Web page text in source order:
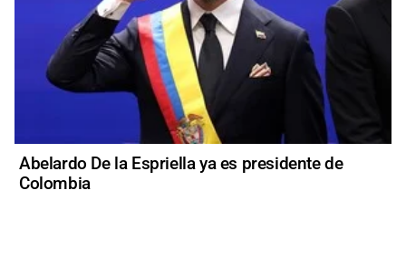
Abelardo De la Espriella ya es presidente de
Colombia